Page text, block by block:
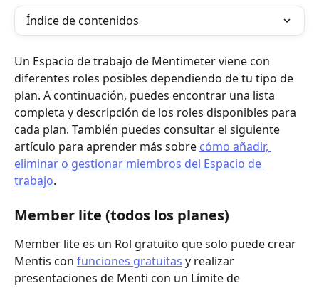
Índice de contenidos
Un Espacio de trabajo de Mentimeter viene con
diferentes roles posibles dependiendo de tu tipo de
plan. A continuación, puedes encontrar una lista
completa y descripción de los roles disponibles para
cada plan. También puedes consultar el siguiente
artículo para aprender más sobre cómo añadir,
eliminar o gestionar miembros del Espacio de
trabajo.
Member lite (todos los planes)
Member lite es un Rol gratuito que solo puede crear
Mentis con funciones gratuitas y realizar
presentaciones de Menti con un Límite de